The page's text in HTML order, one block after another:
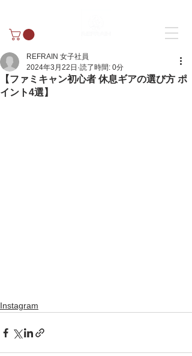
【ファミキャン初心者 休息ギアの選び方 ポ
イント4選】
REFRAIN 女子社員
2024年3月22日 読了時間: 0分
Instagram